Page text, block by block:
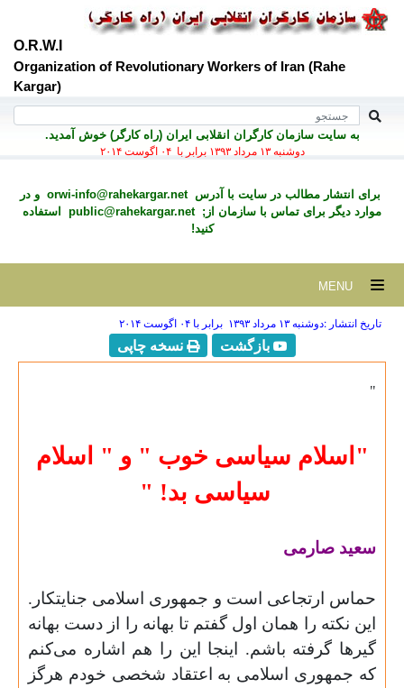
O.R.W.I
Organization of Revolutionary Workers of Iran (Rahe
Kargar)
به سايت سازمان کارگران انقلابی ايران (راه کارگر) خوش آمديد.
دوشنبه ۱۳ مرداد ۱۳۹۳ برابر با ۰۴ اگوست ۲۰۱۴
برای انتشار مطالب در سايت با آدرسorwi-info@rahekargar.net و در
موارد ديگر برای تماس با سازمان از;public@rahekargar.net
استفاده
کنید!
تاریخ انتشار :دوشنبه ۱۳ مرداد ۱۳۹۳ برابر با ۰۴ اگوست ۲۰۱۴
بازگشت نسخه چاپی
"
" اسلام سیاسی خوب " و " اسلام
سیاسی بد" !
سعید صارمی
حماس ارتجاعی است و جمهوری اسلامی جنایتکار.
این نکته را همان اول گفتم تا بهانه را از دست بهانه
گیرها گرفته باشم. اینجا این را هم اشاره می‌‌کنم
که جمهوری اسلامی به اعتقاد شخصی‌ خودم هرگز